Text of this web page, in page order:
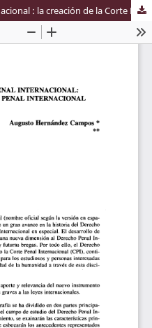
Avance del derecho penal internacional : la creación de la Corte Penal Internacional